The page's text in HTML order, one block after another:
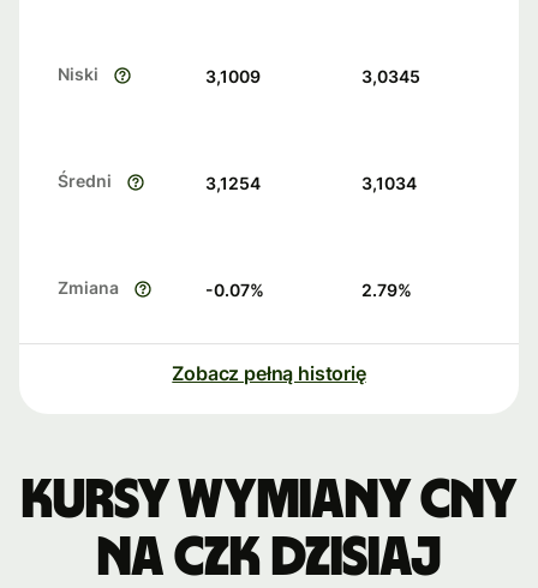
Niski 3,1009 3,0345
Średni 3,1254 3,1034
Zmiana -0.07% 2.79%
Zobacz pełną historię
Kursy wymiany CNY
na CZK dzisiaj